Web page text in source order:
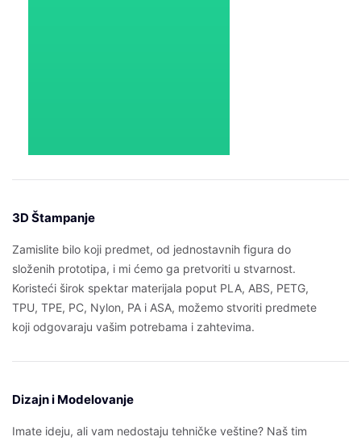
3D Štampanje
Zamislite bilo koji predmet, od jednostavnih figura do
složenih prototipa, i mi ćemo ga pretvoriti u stvarnost.
Koristeći širok spektar materijala poput PLA, ABS, PETG,
TPU, TPE, PC, Nylon, PA i ASA, možemo stvoriti predmete
koji odgovaraju vašim potrebama i zahtevima.
Dizajn i Modelovanje
Imate ideju, ali vam nedostaju tehničke veštine? Naš tim